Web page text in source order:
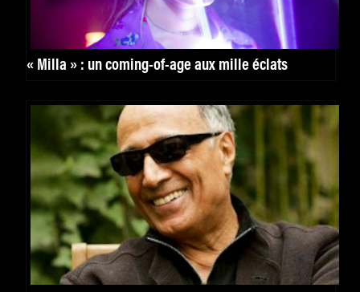
« Milla » : un coming-of-age aux mille éclats